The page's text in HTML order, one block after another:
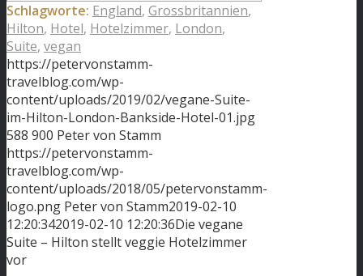
Schlagworte: England, Grossbritannien,
Hilton, Hotel, Hotelzimmer, London,
Suite, vegan
https://petervonstamm-
travelblog.com/wp-
content/uploads/2019/02/vegane-Suite-
im-Hilton-London-Bankside-Hotel-01.jpg
588 900 Peter von Stamm
https://petervonstamm-
travelblog.com/wp-
content/uploads/2018/05/petervonstamm-
logo.png Peter von Stamm2019-02-10
12:20:342019-02-10 12:20:36Die vegane
Suite – Hilton stellt veggie Hotelzimmer
vor